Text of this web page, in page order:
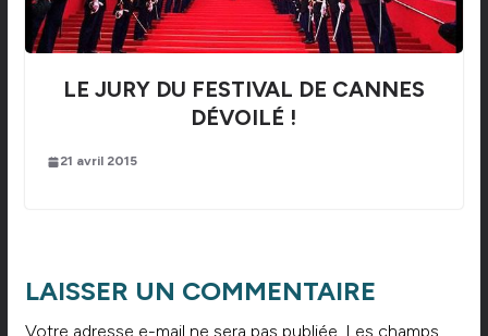
LE JURY DU FESTIVAL DE CANNES
DÉVOILÉ !
21 avril 2015
LAISSER UN COMMENTAIRE
Votre adresse e-mail ne sera pas publiée. Les champs